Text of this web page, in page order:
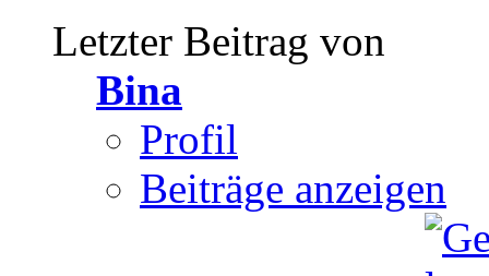
Letzter Beitrag von
Bina
Profil
Beiträge anzeigen